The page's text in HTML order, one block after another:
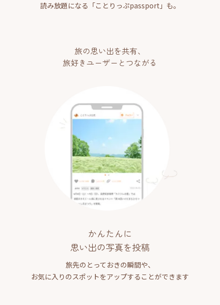
読み放題になる「ことりっぷpassport」も。
旅の思い出を共有、
旅好きユーザーとつながる
かんたんに
思い出の写真を投稿
旅先のとっておきの瞬間や、
お気に入りのスポットをアップすることができます